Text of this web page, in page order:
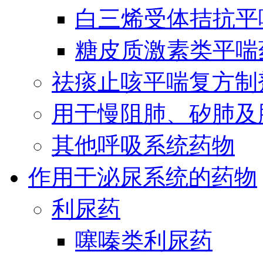
白三烯受体拮抗
糖皮质激素类平
祛痰止咳平喘复方制
用于慢阻肺、矽肺
其他呼吸系统药物
作用于泌尿系统的药物
利尿药
噻嗪类利尿药